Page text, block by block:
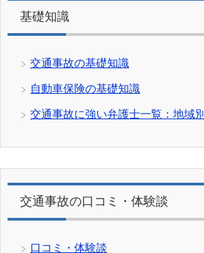
基礎知識
交通事故の基礎知識
自動車保険の基礎知識
交通事故に強い弁護士一覧：地域別
交通事故の口コミ・体験談
口コミ・体験談